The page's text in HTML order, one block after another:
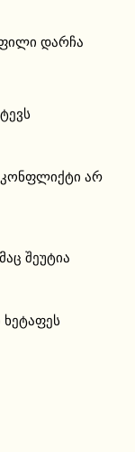
დარჩა
არ
შეუტია